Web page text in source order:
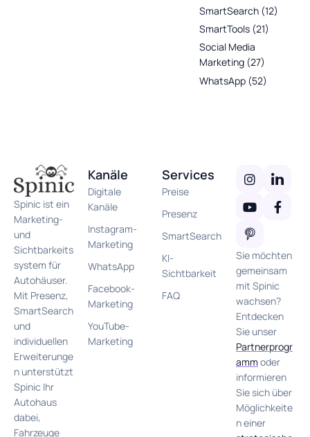
SmartSearch(12)
SmartTools(21)
Social Media
Marketing(27)
WhatsApp(52)
Spinic ist ein
Marketing-
und
Sichtbarkeits
system für
Autohäuser.
Mit Presenz,
SmartSearch
und
individuellen
Erweiterunge
n unterstützt
Spinic Ihr
Autohaus
dabei,
Fahrzeuge
Kanäle
Digitale
Kanäle
Instagram-
Marketing
WhatsApp
Facebook-
Marketing
YouTube-
Marketing
Services
Preise
Presenz
SmartSearch
KI-
Sichtbarkeit
FAQ
Sie möchten
gemeinsam
mit Spinic
wachsen?
Entdecken
Sie unser
Partnerprogr
amm oder
informieren
Sie sich über
Möglichkeite
n einer